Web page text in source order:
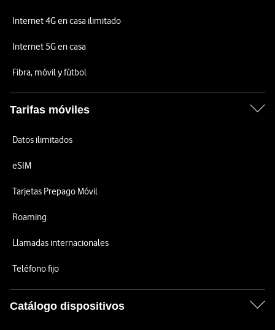
Internet 4G en casa ilimitado
Internet 5G en casa
Fibra, móvil y fútbol
Tarifas móviles
Datos ilimitados
eSIM
Tarjetas Prepago Móvil
Roaming
Llamadas internacionales
Teléfono fijo
Catálogo dispositivos